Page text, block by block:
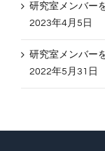
研究室メンバー
2023年4月5日
研究室メンバー
2022年5月31日